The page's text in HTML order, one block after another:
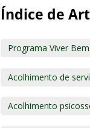
Índice de
Programa Viver Bem
Acolhimento de
Acolhimento